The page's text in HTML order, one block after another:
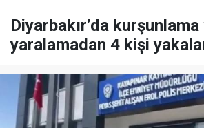
Diyarbakır’da kurşunlama
yaralamadan 4 kişi